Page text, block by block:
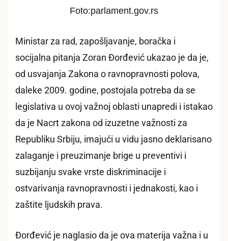
Foto:parlament.gov.rs
Ministar za rad, zapošljavanje, boračka i
socijalna pitanja Zoran Đorđević ukazao je da je,
od usvajanja Zakona o ravnopravnosti polova,
daleke 2009. godine, postojala potreba da se
legislativa u ovoj važnoj oblasti unapredi i istakao
da je Nacrt zakona od izuzetne važnosti za
Republiku Srbiju, imajući u vidu jasno deklarisano
zalaganje i preuzimanje brige u preventivi i
suzbijanju svake vrste diskriminacije i
ostvarivanja ravnopravnosti i jednakosti, kao i
zaštite ljudskih prava.
Đorđević je naglasio da je ova materija važna i u